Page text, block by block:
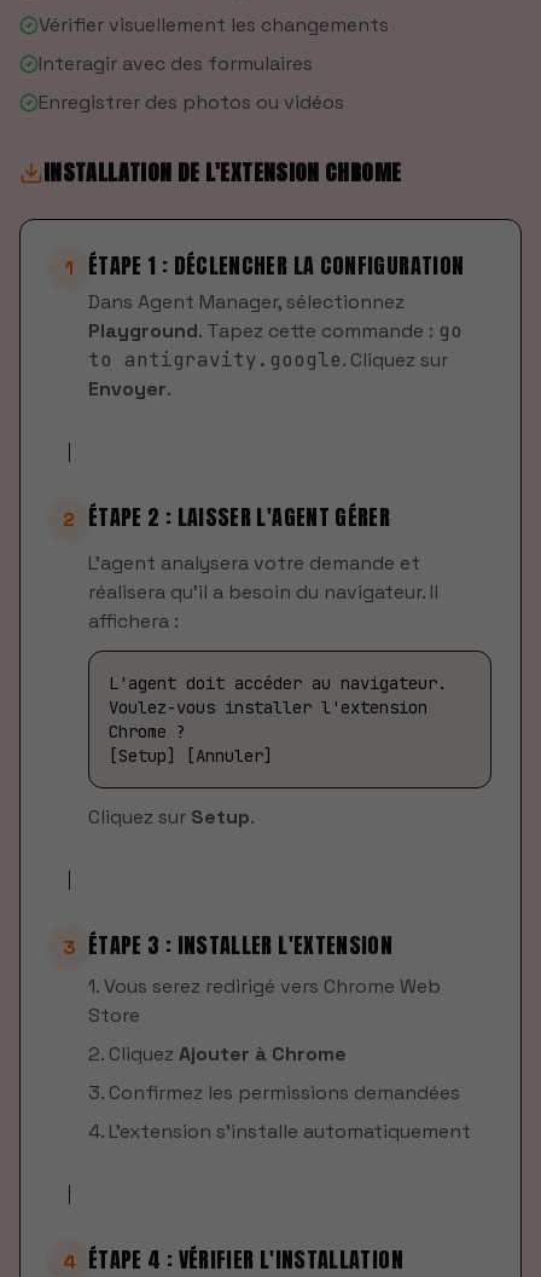
Vérifier visuellement les changements
Interagir avec des formulaires
Enregistrer des photos ou vidéos
INSTALLATION DE L'EXTENSION CHROME
1 ÉTAPE 1 : DÉCLENCHER LA CONFIGURATION
Dans Agent Manager, sélectionnez
Playground. Tapez cette commande : go
to antigravity.google. Cliquez sur
Envoyer.
2 ÉTAPE 2 : LAISSER L'AGENT GÉRER
L'agent analysera votre demande et
réalisera qu'il a besoin du navigateur. Il
affichera :
L'agent doit accéder au navigateur.
Voulez-vous installer l'extension
Chrome ?
[Setup] [Annuler]
Cliquez sur Setup.
3 ÉTAPE 3 : INSTALLER L'EXTENSION
1. Vous serez redirigé vers Chrome Web
Store
2. Cliquez Ajouter à Chrome
3. Confirmez les permissions demandées
4. L'extension s'installe automatiquement
4 ÉTAPE 4 : VÉRIFIER L'INSTALLATION